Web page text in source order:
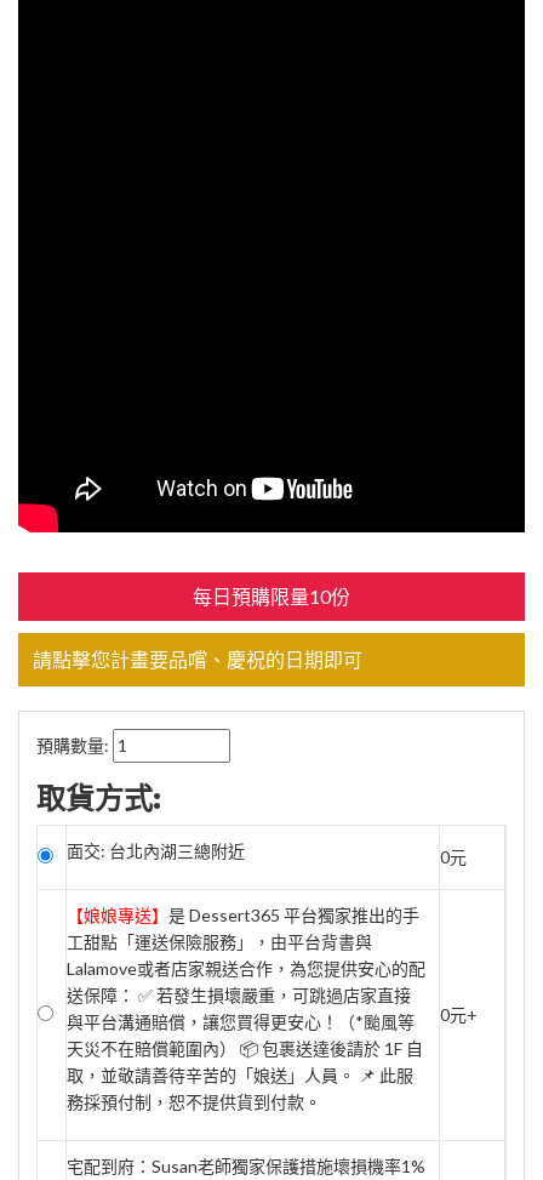
每日預購限量10份
請點擊您計畫要品嚐、慶祝的日期即可
預購數量:
取貨方式:
面交: 台北內湖三總附近 0元
【娘娘專送】 是 Dessert365 平台獨家推出的手
工甜點「運送保險服務」，由平台背書與
Lalamove或者店家親送合作，為您提供安心的配
送保障： ✅ 若發生損壞嚴重，可跳過店家直接
與平台溝通賠償，讓您買得更安心！（*颱風等
天災不在賠償範圍內） 📦 包裹送達後請於 1F 自
取，並敬請善待辛苦的「娘送」人員。 📌 此服
務採預付制，恕不提供貨到付款。
0元+
宅配到府：Susan老師獨家保護措施壞損機率1%